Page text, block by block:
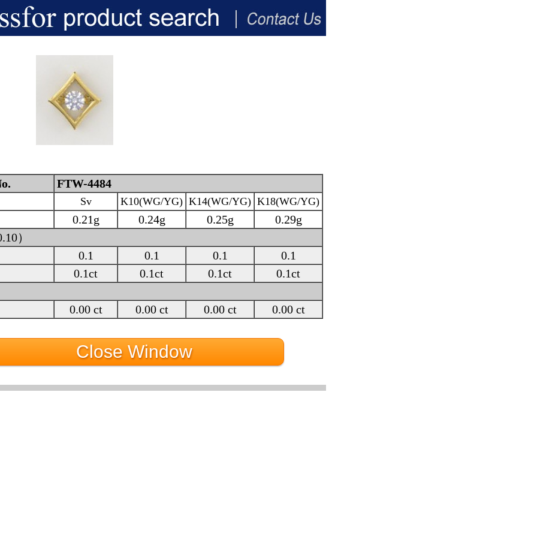
FTW-4484
Sv K10(WG/YG) K14(WG/YG) K18(WG/YG)
0.21g 0.24g 0.25g
0.29g
）
0.1 0.1 0.1
0.1
0.1ct
0.1ct 0.1ct
0.1ct
0.00 ct 0.00 ct 0.00 ct 0.00 ct